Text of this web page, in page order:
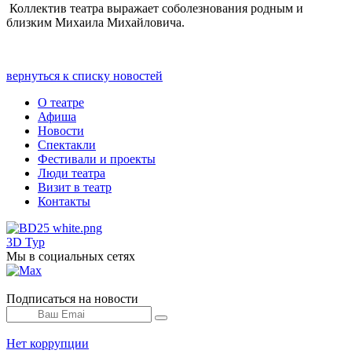
Коллектив театра выражает соболезнования родным и
близким Михаила Михайловича.
вернуться к списку новостей
О театре
Афиша
Новости
Спектакли
Фестивали и проекты
Люди театра
Визит в театр
Контакты
3D Тур
Мы в социальных сетях
Подписаться на новости
Нет коррупции